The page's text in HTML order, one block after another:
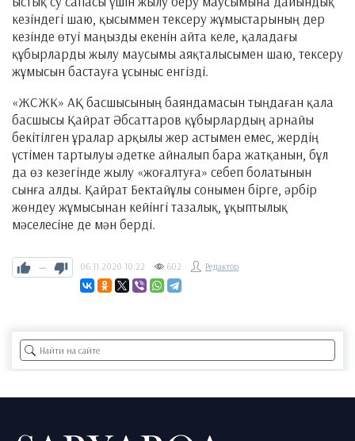
кезіндегі шаю, қысыммен тексеру жұмыстарының дер
кезінде өтуі маңызды екенін айта келе, қаладағы
құбырларды жылу маусымы аяқталысымен шаю, тексеру
жұмысын бастауға ұсыныс енгізді.
«ЖСЖК» АҚ басшысының баяндамасын тыңдаған қала
басшысы Қайрат Әбсаттаров құбырлардың арнайы
бекітілген ұралар арқылы жер астымен емес, жердің
үстімен тартылуы әдетке айналып бара жатқанын, бұл
да өз кезегінде жылу «жоғалтуға» себеп болатынын
сынға алды. Қайрат Бектайұлы сонымен бірге, әрбір
жөндеу жұмысынан кейінгі тазалық, ұқыптылық
мәселесіне де мән берді.
— 06.11.2020 10:22 602 Редактор